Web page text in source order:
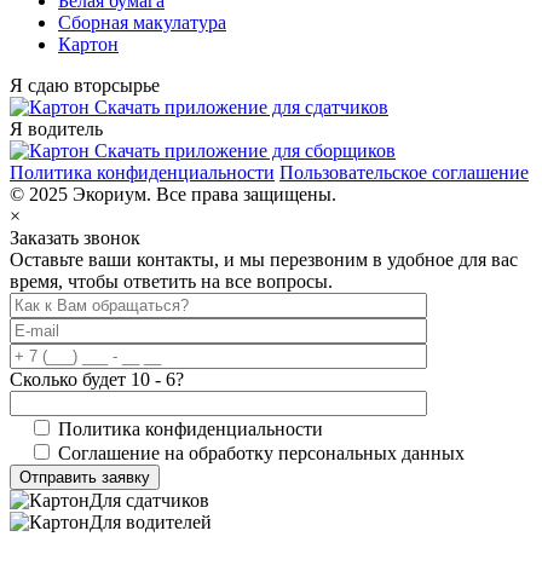
Сборная макулатура
Картон
Я сдаю вторсырье
Скачать приложение для сдатчиков
Я водитель
Скачать приложение для сборщиков
Политика конфиденциальности Пользовательское соглашение
© 2025 Экориум. Все права защищены.
×
Заказать звонок
Оставьте ваши контакты, и мы перезвоним в удобное для вас
время, чтобы ответить на все вопросы.
Сколько будет 10 - 6?
Политика конфиденциальности
Соглашение на обработку персональных данных
Для сдатчиков
Для водителей